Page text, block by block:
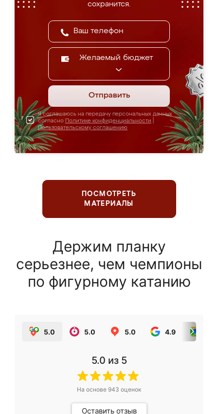
сохранится.
Желаемый бюджет
Отправить
Я соглашаюсь на передачу персональных данных
согласно Политике конфиденциальности
Пользовательскому соглашению
ПОСМОТРЕТЬ
МАТЕРИАЛЫ
Держим планку
серьезнее, чем чемпионы
по фигурному катанию
5.0 5.0 5.0 4.9
5.0 из 5
На основе 943 оценок
Оставить отзыв